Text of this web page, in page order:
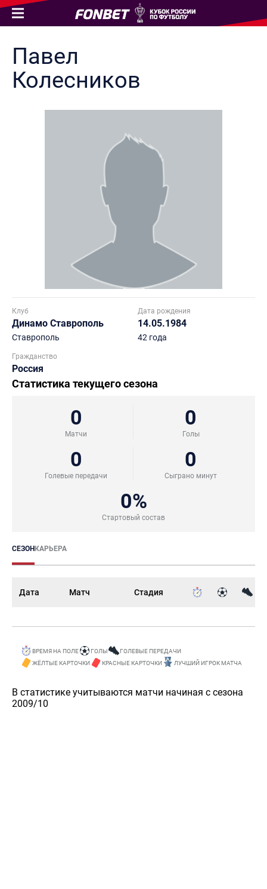
Павел
Колесников
Клуб
Динамо Ставрополь
Ставрополь
Дата рождения
14.05.1984
42 года
Гражданство
Россия
Статистика текущего сезона
0
Матчи
0
Голы
0
Голевые передачи
0
Сыграно минут
0%
Стартовый состав
СЕЗОНКАРЬЕРА
Дата Матч Стадия
ВРЕМЯ НА ПОЛЕ ГОЛЫ
ГОЛЕВЫЕ ПЕРЕДАЧИ
ЖЁЛТЫЕ КАРТОЧКИ
КРАСНЫЕ КАРТОЧКИ ЛУЧШИЙ ИГРОК МАТЧА
В статистике учитываются матчи начиная с сезона
2009/10